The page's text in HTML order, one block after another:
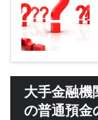
大手金融機
の普通預金